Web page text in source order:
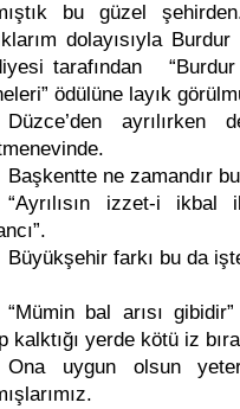
bu güzel
dolayısıyla
tarafından “Burdur
ödülüne layık
Düzce’den ayrılırken
Başkentte ne zamandır
“Ayrılısın izzet-i
Büyükşehir farkı bu da
“Mümin bal arısı
kalktığı yerde kötü iz
Ona uygun olsun